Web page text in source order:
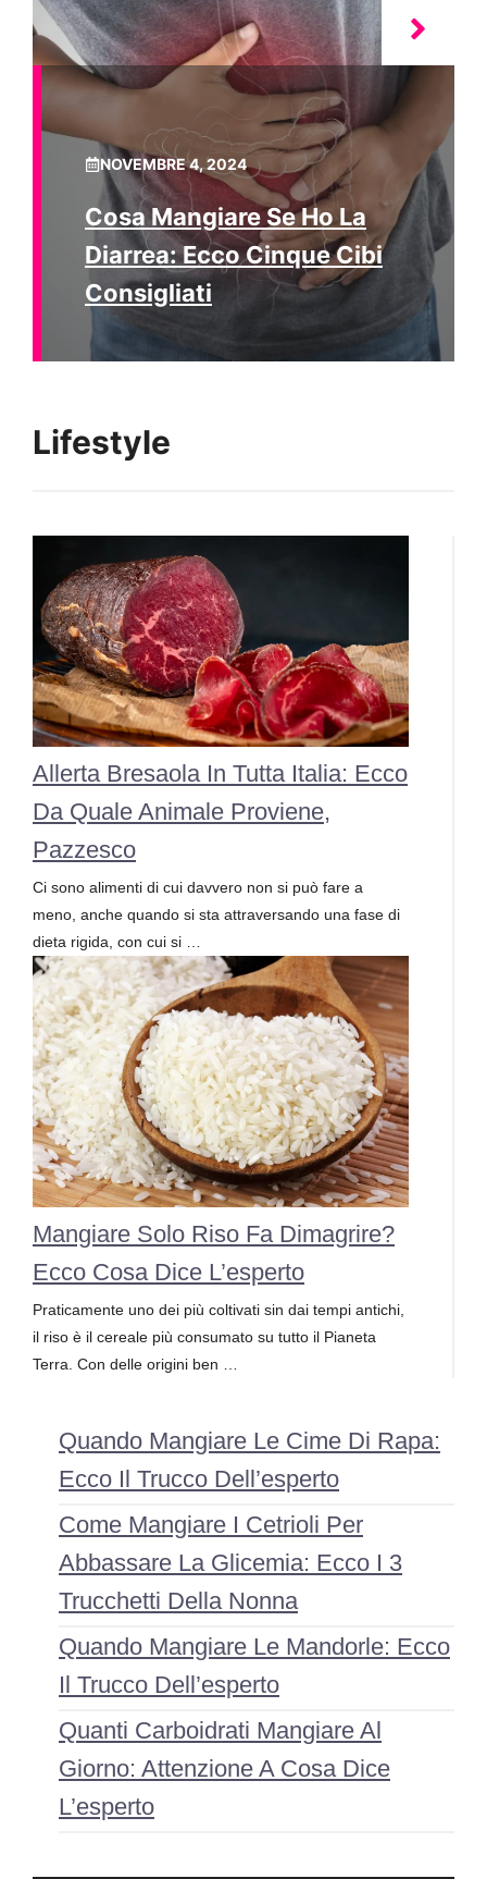
NOVEMBRE 4, 2024
Cosa Mangiare Se Ho La
Diarrea: Ecco Cinque Cibi
Consigliati
Lifestyle
Allerta Bresaola In Tutta Italia: Ecco
Da Quale Animale Proviene,
Pazzesco
Ci sono alimenti di cui davvero non si può fare a
meno, anche quando si sta attraversando una fase di
dieta rigida, con cui si …
Mangiare Solo Riso Fa Dimagrire?
Ecco Cosa Dice L’esperto
Praticamente uno dei più coltivati sin dai tempi antichi,
il riso è il cereale più consumato su tutto il Pianeta
Terra. Con delle origini ben …
Quando Mangiare Le Cime Di Rapa:
Ecco Il Trucco Dell’esperto
Come Mangiare I Cetrioli Per
Abbassare La Glicemia: Ecco I 3
Trucchetti Della Nonna
Quando Mangiare Le Mandorle: Ecco
Il Trucco Dell’esperto
Quanti Carboidrati Mangiare Al
Giorno: Attenzione A Cosa Dice
L’esperto